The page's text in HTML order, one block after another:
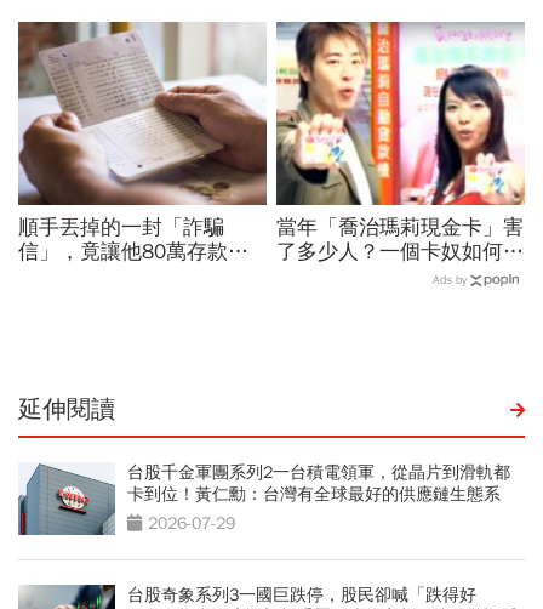
韻：自由的底氣，是月月都
能幸福領出生活費
順手丟掉的一封「詐騙
信」，竟讓他80萬存款被
當年「喬治瑪莉現金卡」害
了多少人？一個卡奴如何把
500萬債務變成只還23萬
Ads by
延伸閱讀
台股千金軍團系列2一台積電領軍，從晶片到滑軌都
卡到位！黃仁勳：台灣有全球最好的供應鏈生態系
2026-07-29
台股奇象系列3一國巨跌停，股民卻喊「跌得好